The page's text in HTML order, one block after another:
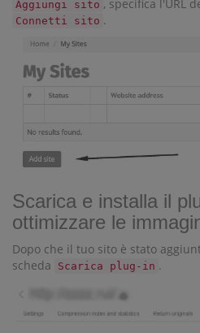
Aggiungi sito , specifica l'URL
Connetti sito .
Scarica e installa il
ottimizzare le
Dopo che il tuo sito è stato
scheda
Scarica plug-in .